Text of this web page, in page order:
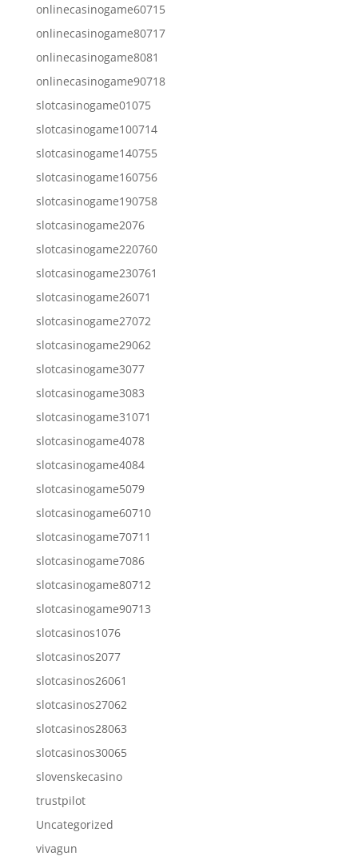
onlinecasinogame60715
onlinecasinogame80717
onlinecasinogame8081
onlinecasinogame90718
slotcasinogame01075
slotcasinogame100714
slotcasinogame140755
slotcasinogame160756
slotcasinogame190758
slotcasinogame2076
slotcasinogame220760
slotcasinogame230761
slotcasinogame26071
slotcasinogame27072
slotcasinogame29062
slotcasinogame3077
slotcasinogame3083
slotcasinogame31071
slotcasinogame4078
slotcasinogame4084
slotcasinogame5079
slotcasinogame60710
slotcasinogame70711
slotcasinogame7086
slotcasinogame80712
slotcasinogame90713
slotcasinos1076
slotcasinos2077
slotcasinos26061
slotcasinos27062
slotcasinos28063
slotcasinos30065
slovenskecasino
trustpilot
Uncategorized
vivagun